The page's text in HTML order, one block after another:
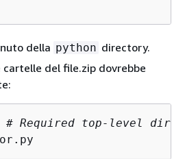
della python directory.
del file.zip dovrebbe
# Required top-level